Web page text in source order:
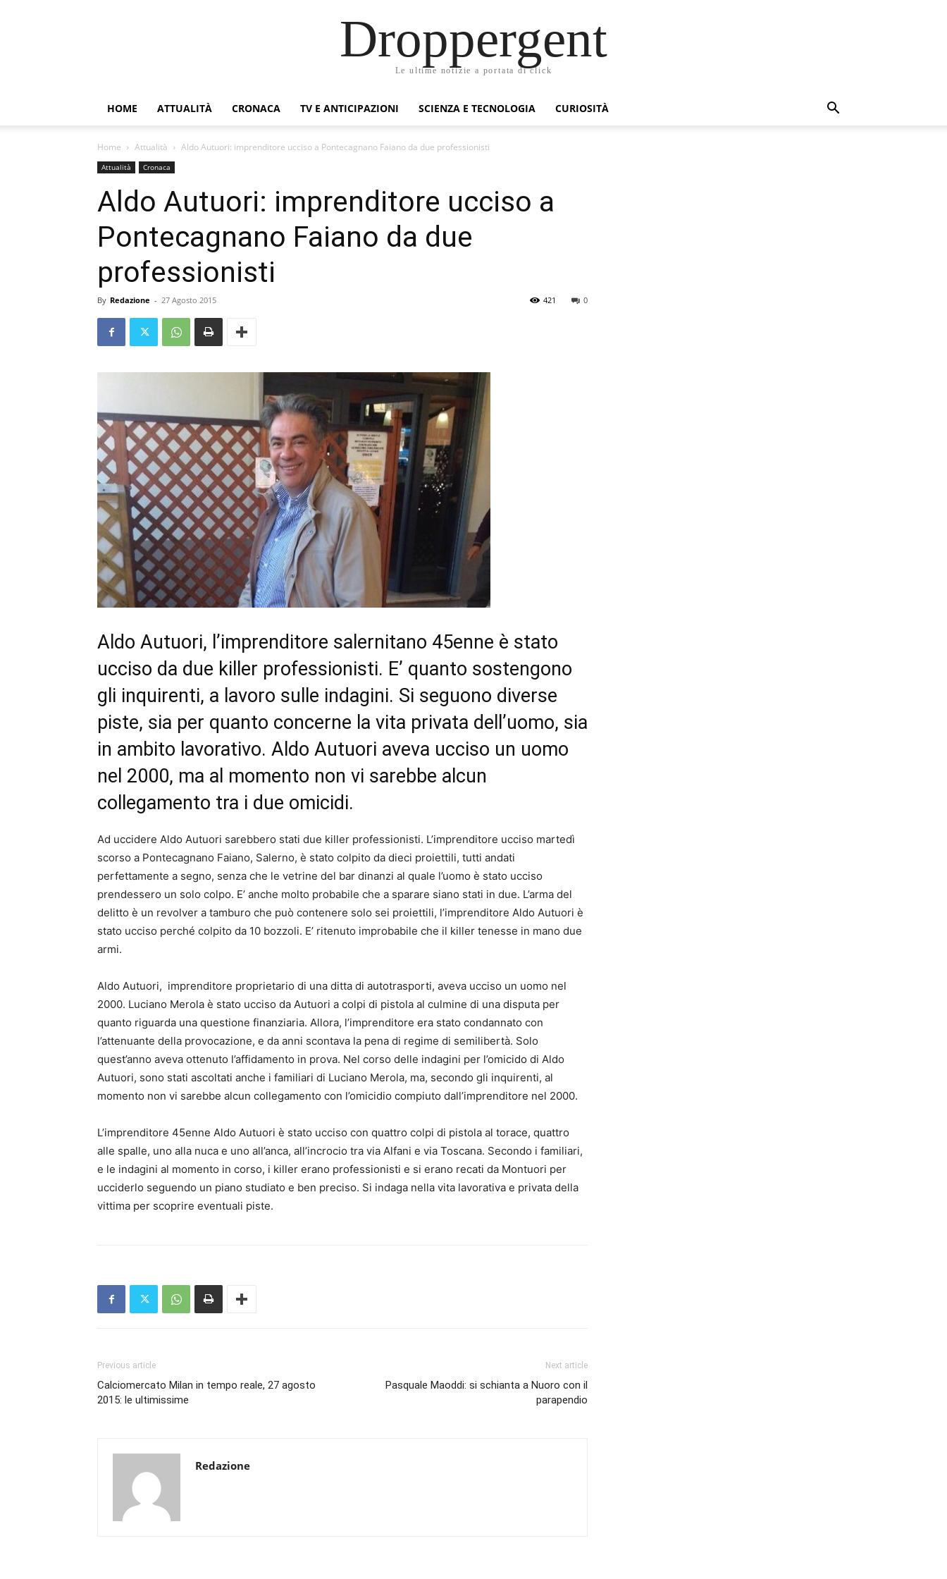
Droppergent
Le ultime notizie a portata di click
HOME ATTUALITÀ CRONACA TV E ANTICIPAZIONI SCIENZA E TECNOLOGIA CURIOSITÀ
Home Attualità Aldo Autuori: imprenditore ucciso a Pontecagnano Faiano da due professionisti
Attualità Cronaca
Aldo Autuori: imprenditore ucciso a
Pontecagnano Faiano da due
professionisti
By Redazione - 27 Agosto 2015 0
421
Aldo Autuori, l’imprenditore salernitano 45enne è stato
ucciso da due killer professionisti. E’ quanto sostengono
gli inquirenti, a lavoro sulle indagini. Si seguono diverse
piste, sia per quanto concerne la vita privata dell’uomo, sia
in ambito lavorativo. Aldo Autuori aveva ucciso un uomo
nel 2000, ma al momento non vi sarebbe alcun
collegamento tra i due omicidi.
Ad uccidere Aldo Autuori sarebbero stati due killer professionisti. L’imprenditore ucciso martedì
scorso a Pontecagnano Faiano, Salerno, è stato colpito da dieci proiettili, tutti andati
perfettamente a segno, senza che le vetrine del bar dinanzi al quale l’uomo è stato ucciso
prendessero un solo colpo. E’ anche molto probabile che a sparare siano stati in due. L’arma del
delitto è un revolver a tamburo che può contenere solo sei proiettili, l’imprenditore Aldo Autuori è
stato ucciso perché colpito da 10 bozzoli. E’ ritenuto improbabile che il killer tenesse in mano due
armi.
Aldo Autuori, imprenditore proprietario di una ditta di autotrasporti, aveva ucciso un uomo nel
2000. Luciano Merola è stato ucciso da Autuori a colpi di pistola al culmine di una disputa per
quanto riguarda una questione finanziaria. Allora, l’imprenditore era stato condannato con
l’attenuante della provocazione, e da anni scontava la pena di regime di semilibertà. Solo
quest’anno aveva ottenuto l’affidamento in prova. Nel corso delle indagini per l’omicido di Aldo
Autuori, sono stati ascoltati anche i familiari di Luciano Merola, ma, secondo gli inquirenti, al
momento non vi sarebbe alcun collegamento con l’omicidio compiuto dall’imprenditore nel 2000.
L’imprenditore 45enne Aldo Autuori è stato ucciso con quattro colpi di pistola al torace, quattro
alle spalle, uno alla nuca e uno all’anca, all’incrocio tra via Alfani e via Toscana. Secondo i familiari,
e le indagini al momento in corso, i killer erano professionisti e si erano recati da Montuori per
ucciderlo seguendo un piano studiato e ben preciso. Si indaga nella vita lavorativa e privata della
vittima per scoprire eventuali piste.
Previous article
Calciomercato Milan in tempo reale, 27 agosto
2015: le ultimissime
Next article
Pasquale Maoddi: si schianta a Nuoro con il
parapendio
Redazione